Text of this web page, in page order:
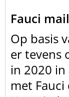
Fauci
Op basis
er tevens
in 2020
met Fauci